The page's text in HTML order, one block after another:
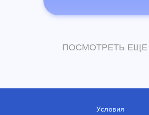
ПОСМОТРЕТЬ ЕЩЕ
Условия